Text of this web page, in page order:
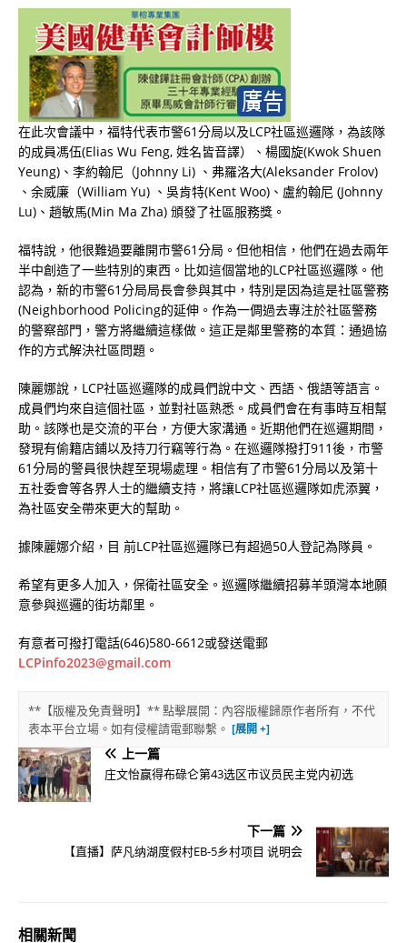
在此次會議中，福特代表市警61分局以及LCP社區巡邏隊，為該隊
的成員馮伍(Elias Wu Feng, 姓名皆音譯）、楊國旋(Kwok Shuen
Yeung)、李約翰尼（Johnny Li) 、弗羅洛大(Aleksander Frolov)
、余威廉（William Yu) 、吳肯特(Kent Woo)、盧約翰尼 (Johnny
Lu)、趙敏馬(Min Ma Zha) 頒發了社區服務獎。
福特說，他很難過要離開市警61分局。但他相信，他們在過去兩年
半中創造了一些特別的東西。比如這個當地的LCP社區巡邏隊。他
認為，新的市警61分局局長會參與其中，特別是因為這是社區警務
(Neighborhood Policing的延伸。作為一倜過去專注於社區警務
的警察部門，警方將繼續這樣做。這正是鄰里警務的本質：通過協
作的方式解決社區問題。
陳麗娜說，LCP社區巡邏隊的成員們說中文、西語、俄語等語言。
成員們均來自這個社區，並對社區熟悉。成員們會在有事時互相幫
助。該隊也是交流的平台，方便大家溝通。近期他們在巡邏期間，
發現有偷籍店鋪以及持刀行竊等行為。在巡邏隊撥打911後，市警
61分局的警員很快趕至現場處理。相信有了市警61分局以及第十
五社委會等各界人士的繼續支持，將讓LCP社區巡邏隊如虎添翼，
為社區安全帶來更大的幫助。
據陳麗娜介紹，目 前LCP社區巡邏隊已有超過50人登記為隊員。
希望有更多人加入，保衛社區安全。巡邏隊繼續招募羊頭灣本地願
意參與巡邏的街坊鄰里。
有意者可撥打電話(646)580-6612或發送電郵
LCPinfo2023@gmail.com
**【版權及免責聲明】** 點擊展開：內容版權歸原作者所有，不代
表本平台立場。如有侵權請電郵聯繫。
上一篇
庄文怡赢得布碌仑第43选区市议员民主党内初选
下一篇
【直播】萨凡纳湖度假村EB-5乡村项目 说明会
相關新聞